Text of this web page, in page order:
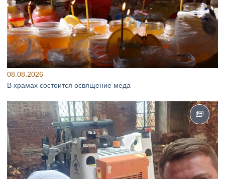
08.08.2026
В храмах состоится освящение меда